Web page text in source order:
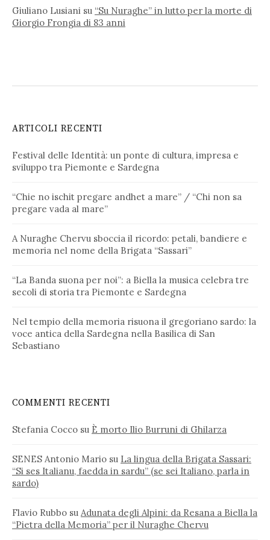
Giuliano Lusiani su “Su Nuraghe” in lutto per la morte di
Giorgio Frongia di 83 anni
ARTICOLI RECENTI
Festival delle Identità: un ponte di cultura, impresa e
sviluppo tra Piemonte e Sardegna
“Chie no ischit pregare andhet a mare” / “Chi non sa
pregare vada al mare”
A Nuraghe Chervu sboccia il ricordo: petali, bandiere e
memoria nel nome della Brigata “Sassari”
“La Banda suona per noi”: a Biella la musica celebra tre
secoli di storia tra Piemonte e Sardegna
Nel tempio della memoria risuona il gregoriano sardo: la
voce antica della Sardegna nella Basilica di San
Sebastiano
COMMENTI RECENTI
Stefania Cocco su È morto Ilio Burruni di Ghilarza
SENES Antonio Mario su La lingua della Brigata Sassari:
“Si ses Italianu, faedda in sardu” (se sei Italiano, parla in
sardo)
Flavio Rubbo su Adunata degli Alpini: da Resana a Biella la
“Pietra della Memoria” per il Nuraghe Chervu